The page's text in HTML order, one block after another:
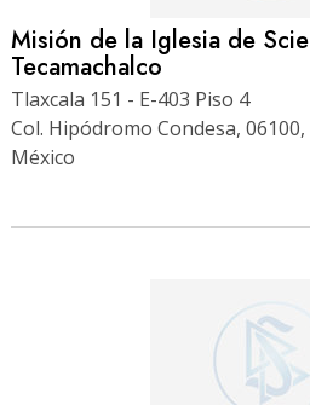
Misión de la Iglesia de
Tecamachalco
Tlaxcala 151 - E-403 Piso 4
Col. Hipódromo Condesa,
México